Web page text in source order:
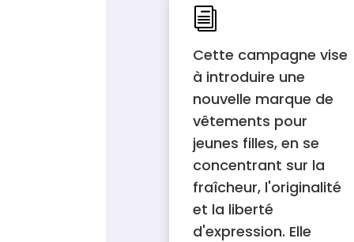
i
Cette campagne vise
à introduire une
nouvelle marque de
vêtements pour
jeunes filles, en se
concentrant sur la
fraîcheur, l'originalité
et la liberté
d'expression. Elle